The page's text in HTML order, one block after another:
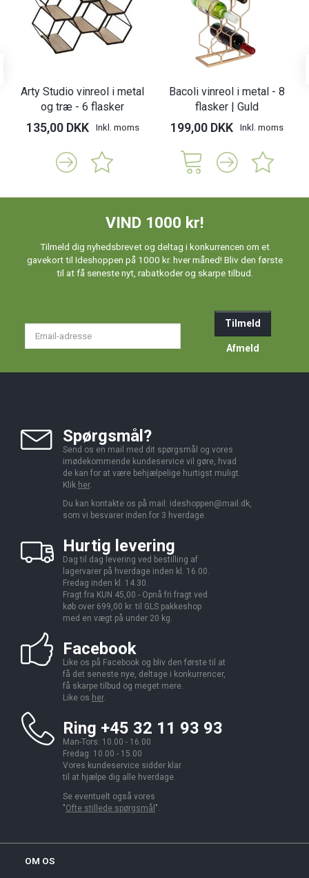
Arty Studio vinreol i metal
og træ - 6 flasker
135,00 DKK Inkl. moms
Bacoli vinreol i metal - 8
flasker | Guld
199,00 DKK Inkl. moms
VIND 1000 kr!
Tilmeld dig nyhedsbrevet og deltag i konkurrencen om et
gavekort til Ideshoppen på 1000 kr. hver måned! Bliv den første
til at få seneste nyt, rabatkoder og skarpe tilbud.
Tilmeld
Afmeld
Spørgsmål?
Send os en mail med dit spørgsmål og vores
imødekommende kundeservice vil gøre, hvad
de kan for at være behjælpelige hurtigst muligt.
Klik her.
Du kan kontakte os på mail: ideshoppen@mail.dk,
som vi besvarer inden for 3 hverdage.
Hurtig levering
Dag til dag levering ved bestilling af
lagervarer på hverdage inden kl. 16.00.
Fredag inden kl. 14.30.
Fragt fra KUN 45,00 - Opnå fri fragt ved
køb over 699,00 kr. til GLS pakkeshop
med en vægt på under 20 kg.
Facebook
Like os på Facebook og bliv den første til at
få det seneste nye, deltage i konkurrencer,
få skarpe tilbud og meget mere.
Like os her.
Ring +45 32 11 93 93
Man-Tors: 10.00 - 16.00
Fredag: 10.00 - 15.00
Vores kundeservice sidder klar
til at hjælpe dig alle hverdage.
Se eventuelt også vores
"Ofte stillede spørgsmål ".
OM OS